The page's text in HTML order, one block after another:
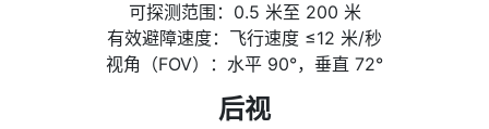
可探测范围：0.5 米至 200 米
有效避障速度：飞行速度 ≤12 米/秒
视角（FOV）：水平 90°，垂直 72°
后视